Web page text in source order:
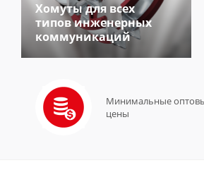
Хомуты для всех
типов инженерных
коммуникаций
Минимальные
цены